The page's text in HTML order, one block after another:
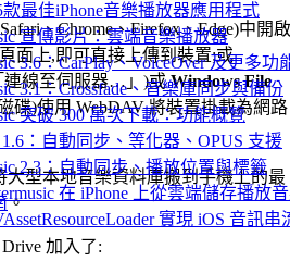
款最佳iPhone音樂播放器應用程式
宣傳影片：雲端音樂播放器
3.6：CarPlay、VoiceOver 及更多功
3.1：Crossfade、音樂庫同步與備份
突破 300 萬次下載：功能概覽
1.6：自動同步、等化器、OPUS 支援
2.3：自動同步、播放位置與標籤
在 iPhone 上從雲端儲存播放
實現 iOS 音訊串
、Chrome、Firefox、Edge)中開啟
面上,即可直接上傳到裝置;或
連線至伺服器…」)或Windows File
碟)使用 WebDAV 將裝置掛載為網路
型本地音樂資料庫搬到手機上的最
。
加入了: